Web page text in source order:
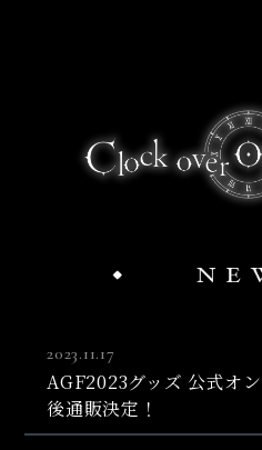
2023.11.17
AGF2023グッズ 公式オ
後通販決定！